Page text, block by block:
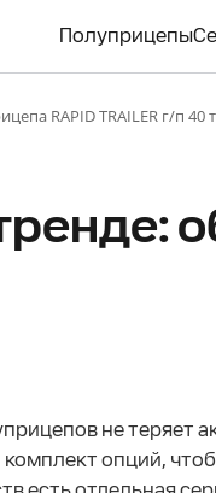
RAPID TRAILER г/п 40
Полуприцепы
не
опций,